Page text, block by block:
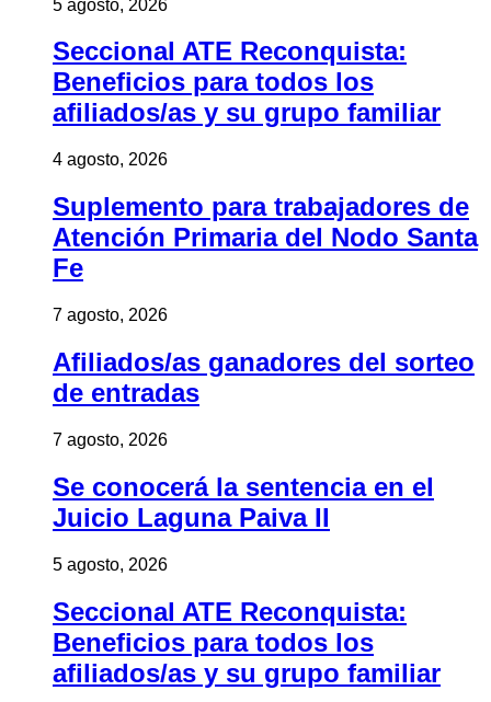
5 agosto, 2026
Seccional ATE Reconquista:
Beneficios para todos los
afiliados/as y su grupo familiar
4 agosto, 2026
Suplemento para trabajadores de
Atención Primaria del Nodo Santa
Fe
7 agosto, 2026
Afiliados/as ganadores del sorteo
de entradas
7 agosto, 2026
Se conocerá la sentencia en el
Juicio Laguna Paiva II
5 agosto, 2026
Seccional ATE Reconquista:
Beneficios para todos los
afiliados/as y su grupo familiar